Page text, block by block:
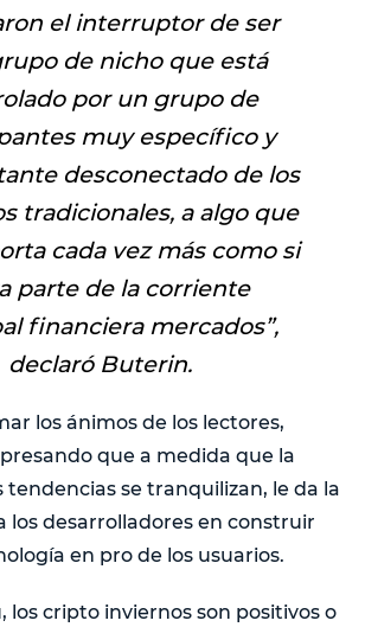
el interruptor de ser
de nicho que está
por un grupo de
muy específico y
desconectado de los
tradicionales, a algo que
cada vez más como si
parte de la corriente
financiera mercados”,
declaró Buterin.
los ánimos de los lectores,
que a medida que la
tendencias se tranquilizan, le da la
los desarrolladores en construir
en pro de los usuarios.
los cripto inviernos son positivos o